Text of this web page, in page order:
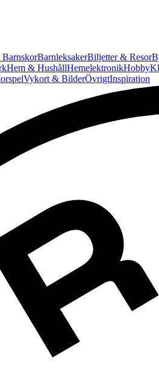
BarnleksakerBiljetter & Resor
Hem & HushållHemelektronikHobby
Vykort & BilderÖvrigtInspiration